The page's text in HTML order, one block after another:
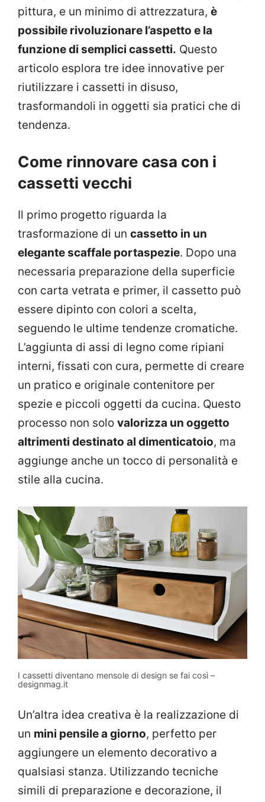
pittura, e un minimo di attrezzatura, è
possibile rivoluzionare l’aspetto e la
funzione di semplici cassetti. Questo
articolo esplora tre idee innovative per
riutilizzare i cassetti in disuso,
trasformandoli in oggetti sia pratici che di
tendenza.
Come rinnovare casa con i
cassetti vecchi
Il primo progetto riguarda la
trasformazione di un cassetto in un
elegante scaffale portaspezie. Dopo una
necessaria preparazione della superficie
con carta vetrata e primer, il cassetto può
essere dipinto con colori a scelta,
seguendo le ultime tendenze cromatiche.
L’aggiunta di assi di legno come ripiani
interni, fissati con cura, permette di creare
un pratico e originale contenitore per
spezie e piccoli oggetti da cucina. Questo
processo non solo valorizza un oggetto
altrimenti destinato al dimenticatoio, ma
aggiunge anche un tocco di personalità e
stile alla cucina.
I cassetti diventano mensole di design se fai così –
designmag.it
Un’altra idea creativa è la realizzazione di
un mini pensile a giorno, perfetto per
aggiungere un elemento decorativo a
qualsiasi stanza. Utilizzando tecniche
simili di preparazione e decorazione, il